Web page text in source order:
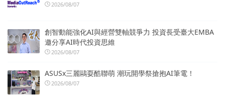
2026/08/07
創智動能強化AI與經營雙軸競爭力 投資長受臺大EMBA
邀分享AI時代投資思維
2026/08/07
ASUSx三麗鷗耍酷聯萌 潮玩開學祭搶抱AI筆電！
2026/08/07